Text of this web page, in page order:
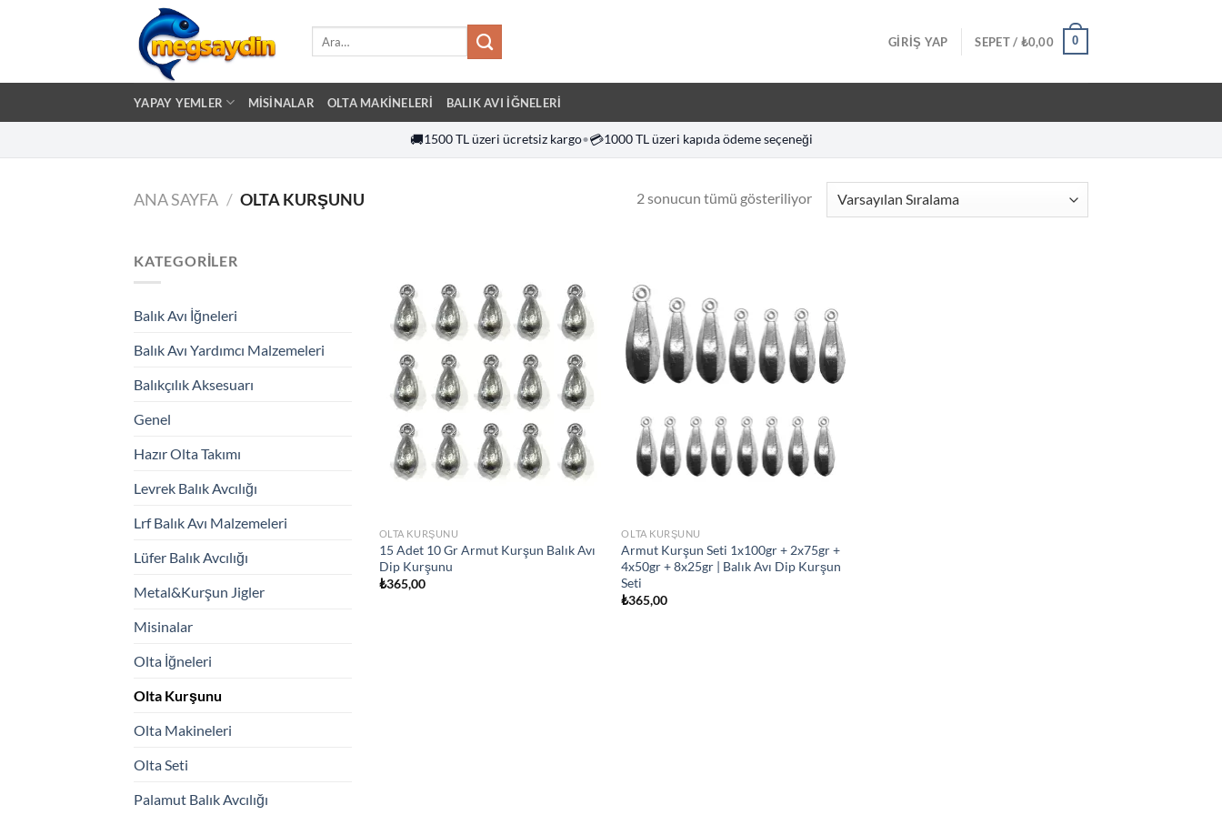
GIRIŞ YAP SEPET / ₺0,00 0
YAPAY YEMLER MISINALAR OLTA MAKINELERI BALIK AVI İĞNELERI
🚚1500 TL üzeri ücretsiz kargo•💳1000 TL üzeri kapıda ödeme seçeneği
ANA SAYFA / OLTA KURŞUNU 2 sonucun tümü gösteriliyor
KATEGORILER
Balık Avı İğneleri
Balık Avı Yardımcı Malzemeleri
Balıkçılık Aksesuarı
Genel
Hazır Olta Takımı
Levrek Balık Avcılığı
Lrf Balık Avı Malzemeleri
Lüfer Balık Avcılığı
Metal&Kurşun Jigler
Misinalar
Olta İğneleri
Olta Kurşunu
Olta Makineleri
Olta Seti
Palamut Balık Avcılığı
OLTA KURŞUNU
15 Adet 10 Gr Armut Kurşun Balık Avı
Dip Kurşunu
₺365,00
OLTA KURŞUNU
Armut Kurşun Seti 1x100gr + 2x75gr +
4x50gr + 8x25gr | Balık Avı Dip Kurşun
Seti
₺365,00